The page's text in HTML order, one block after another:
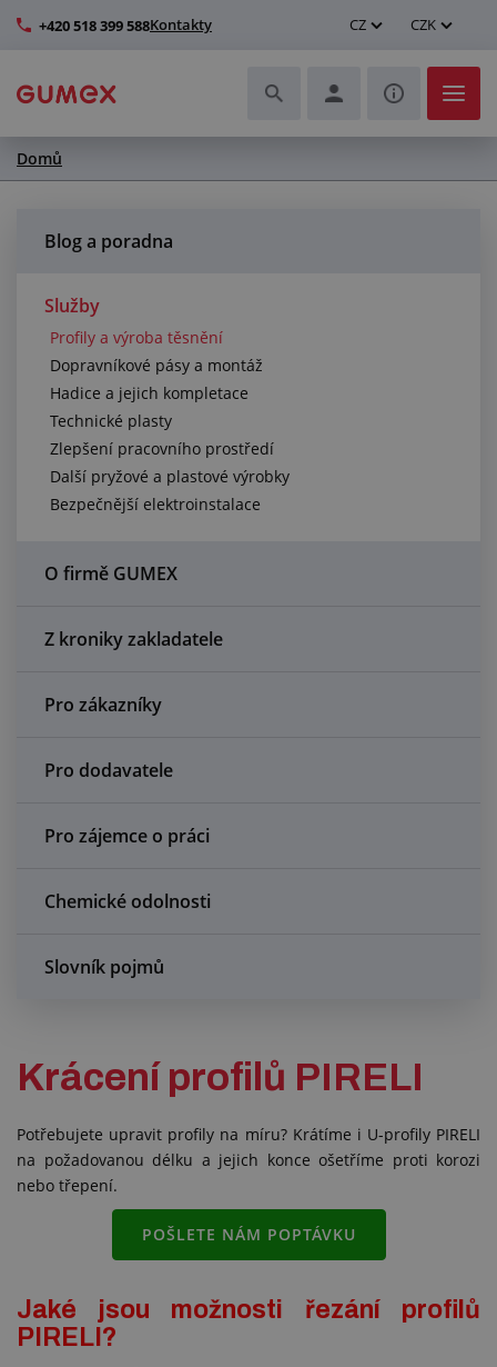
+420 518 399 588Kontakty CZ CZK
Hadice a jejich kompletace
Dopravníkové pásy a montáž
Zlepšení pracovního prostředí
Další pryžové a plastové výrobky
Centrum poptávek
Vše o nákupu
O nás a kariéra
Domů
Blog a poradna
Služby
Profily a výroba těsnění
Dopravníkové pásy a montáž
Hadice a jejich kompletace
Technické plasty
Zlepšení pracovního prostředí
Další pryžové a plastové výrobky
Bezpečnější elektroinstalace
O firmě GUMEX
Z kroniky zakladatele
Pro zákazníky
Pro dodavatele
Pro zájemce o práci
Chemické odolnosti
Slovník pojmů
Krácení profilů PIRELI
Potřebujete upravit profily na míru? Krátíme i U-profily PIRELI
na požadovanou délku a jejich konce ošetříme proti korozi
nebo třepení.
POŠLETE NÁM POPTÁVKU
Jaké jsou možnosti řezání profilů
PIRELI?